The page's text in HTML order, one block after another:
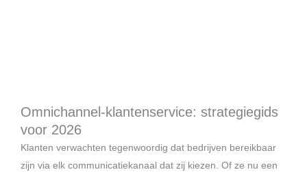
Omnichannel-klantenservice: strategiegids
voor 2026
Klanten verwachten tegenwoordig dat bedrijven bereikbaar
zijn via elk communicatiekanaal dat zij kiezen. Of ze nu een